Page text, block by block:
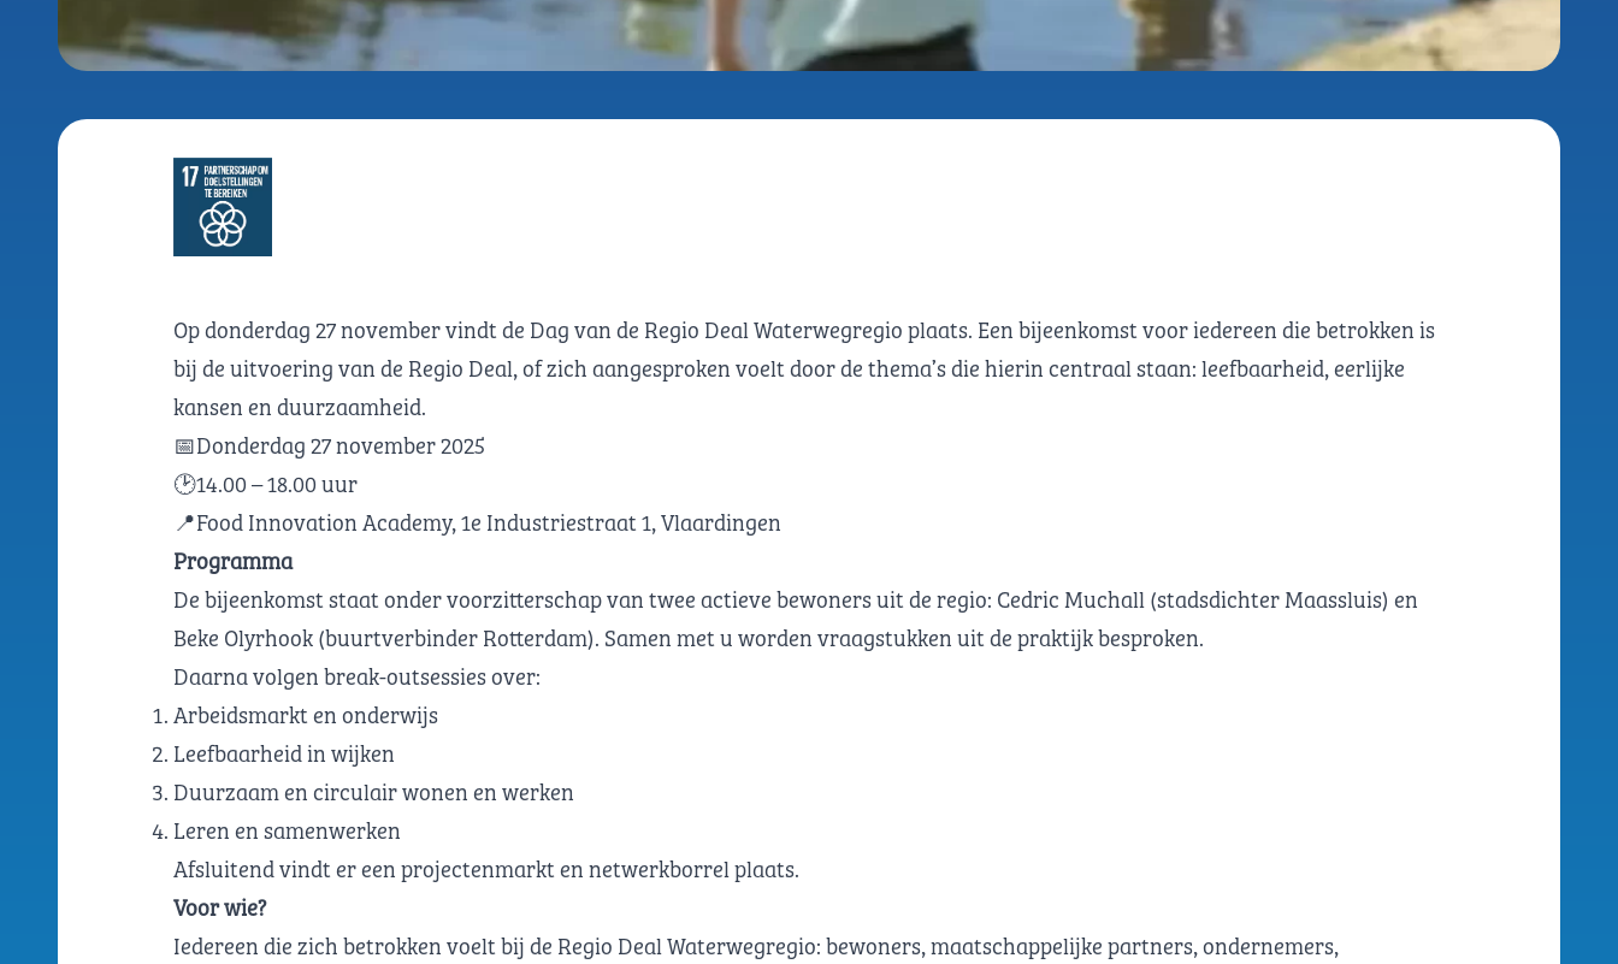
Op donderdag 27 november vindt de Dag van de Regio Deal Waterwegregio plaats. Een bijeenkomst voor iedereen die betrokken is
bij de uitvoering van de Regio Deal, of zich aangesproken voelt door de thema’s die hierin centraal staan: leefbaarheid, eerlijke
kansen en duurzaamheid.
📅Donderdag 27 november 2025
🕑14.00 – 18.00 uur
📍Food Innovation Academy, 1e Industriestraat 1, Vlaardingen
Programma
De bijeenkomst staat onder voorzitterschap van twee actieve bewoners uit de regio: Cedric Muchall (stadsdichter Maassluis) en
Beke Olyrhook (buurtverbinder Rotterdam). Samen met u worden vraagstukken uit de praktijk besproken.
Daarna volgen break-outsessies over:
Arbeidsmarkt en onderwijs
Leefbaarheid in wijken
Duurzaam en circulair wonen en werken
Leren en samenwerken
Afsluitend vindt er een projectenmarkt en netwerkborrel plaats.
Voor wie?
Iedereen die zich betrokken voelt bij de Regio Deal Waterwegregio: bewoners, maatschappelijke partners, ondernemers,